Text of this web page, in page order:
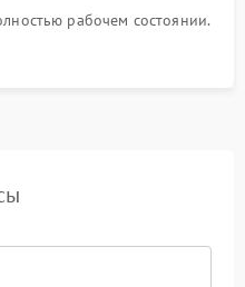
рабочем состоянии.